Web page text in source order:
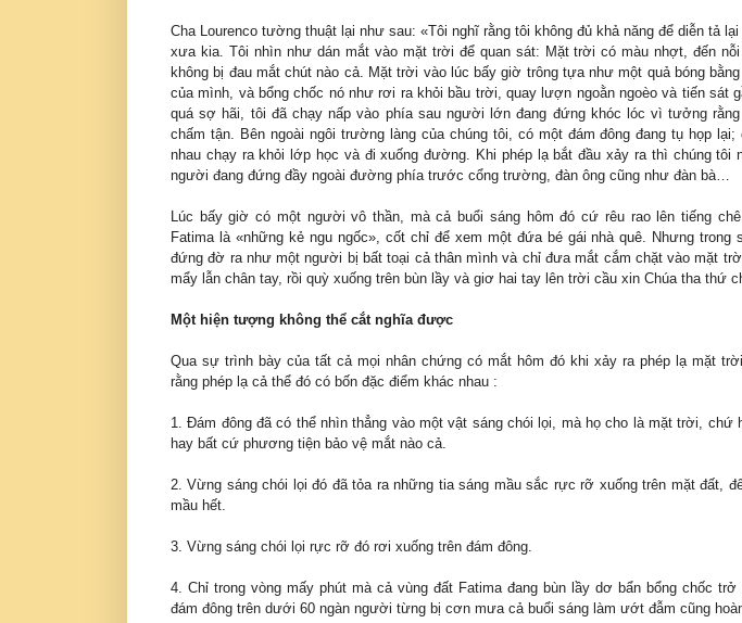
Cha Lourenco tường thuật lại như sau: «Tôi nghĩ rằng tôi không đủ khả năng để diễn tả
xưa kia. Tôi nhìn như dán mắt vào mặt trời để quan sát: Mặt trời có màu nhợt, đến
không bị đau mắt chút nào cả. Mặt trời vào lúc bấy giờ trông tựa như một quả bóng
của mình, và bổng chốc nó như rơi ra khỏi bầu trời, quay lượn ngoằn ngoèo và tiến sát
quá sợ hãi, tôi đã chạy nấp vào phía sau người lớn đang đứng khóc lóc vì tưởng
chấm tận. Bên ngoài ngôi trường làng của chúng tôi, có một đám đông đang tụ họp
nhau chạy ra khỏi lớp học và đi xuống đường. Khi phép lạ bắt đầu xảy ra thì chúng tôi
người đang đứng đầy ngoài đường phía trước cổng trường, đàn ông cũng như đàn bà…
Lúc bấy giờ có một người vô thần, mà cả buổi sáng hôm đó cứ rêu rao lên tiếng
Fatima là «những kẻ ngu ngốc», cốt chỉ để xem một đứa bé gái nhà quê. Nhưng
đứng đờ ra như một người bị bất toại cả thân mình và chỉ đưa mắt cắm chặt vào mặt
mẩy lẫn chân tay, rồi quỳ xuống trên bùn lầy và giơ hai tay lên trời cầu xin Chúa tha thứ
Một hiện tượng không thể cắt nghĩa được
Qua sự trình bày của tất cả mọi nhân chứng có mắt hôm đó khi xảy ra phép lạ mặt
rằng phép lạ cả thể đó có bốn đặc điểm khác nhau :
1. Đám đông đã có thể nhìn thẳng vào một vật sáng chói lọi, mà họ cho là mặt trời, chứ
hay bất cứ phương tiện bảo vệ mắt nào cả.
2. Vừng sáng chói lọi đó đã tỏa ra những tia sáng mầu sắc rực rỡ xuống trên mặt đất,
mầu hết.
3. Vừng sáng chói lọi rực rỡ đó rơi xuống trên đám đông.
4. Chỉ trong vòng mấy phút mà cả vùng đất Fatima đang bùn lầy dơ bẩn bổng chốc
đám đông trên dưới 60 ngàn người từng bị cơn mưa cả buổi sáng làm ướt đẫm cũng